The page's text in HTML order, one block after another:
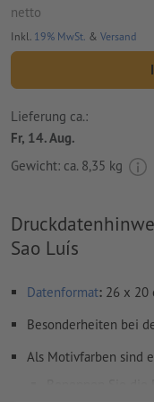
netto
Inkl. 19% MwSt. & Versand
Lieferung ca.:
Fr, 14. Aug.
Gewicht: ca. 8,35 kg
Sao Luís
Datenformat: 26 x 20
Besonderheiten bei
Als Motivfarben sind